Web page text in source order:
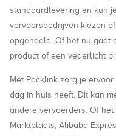
standaardlevering en kun
vervoersbedrijven kiezen
opgehaald. Of het nu gaat
product of een vederlicht
Met Packlink zorg je
dag in huis heeft. Dit kan
andere vervoerders. Of
Marktplaats, Alibaba